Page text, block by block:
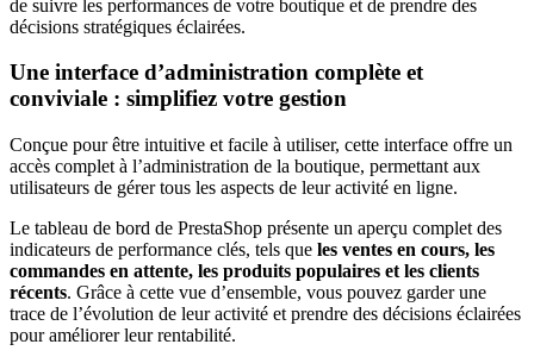
de suivre les performances de votre boutique et de prendre des
décisions stratégiques éclairées.
Une interface d’administration complète et
conviviale : simplifiez votre gestion
Conçue pour être intuitive et facile à utiliser, cette interface offre un
accès complet à l’administration de la boutique, permettant aux
utilisateurs de gérer tous les aspects de leur activité en ligne.
Le tableau de bord de PrestaShop présente un aperçu complet des
indicateurs de performance clés, tels que les ventes en cours, les
commandes en attente, les produits populaires et les clients
récents. Grâce à cette vue d’ensemble, vous pouvez garder une
trace de l’évolution de leur activité et prendre des décisions éclairées
pour améliorer leur rentabilité.